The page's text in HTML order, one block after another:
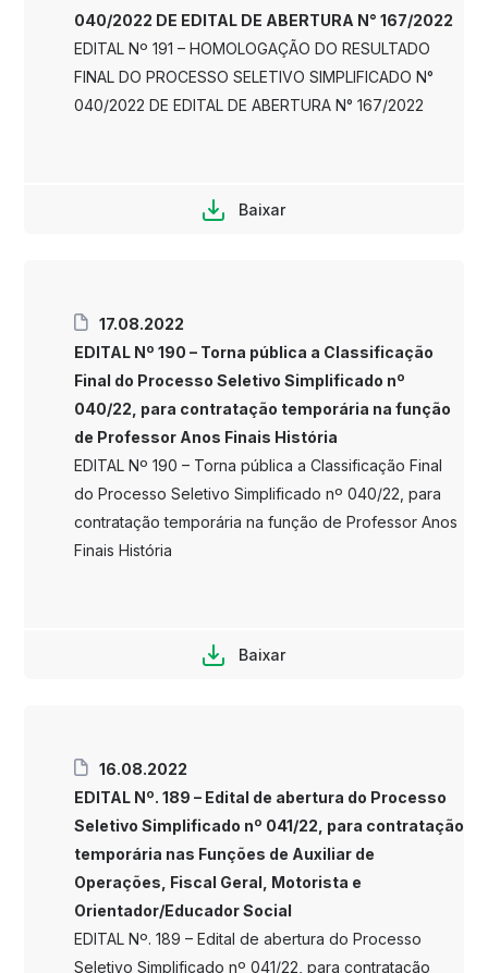
040/2022 DE EDITAL DE ABERTURA N° 167/2022
EDITAL Nº 191 – HOMOLOGAÇÃO DO RESULTADO
FINAL DO PROCESSO SELETIVO SIMPLIFICADO N°
040/2022 DE EDITAL DE ABERTURA N° 167/2022
Baixar
17.08.2022
EDITAL Nº 190 – Torna pública a Classificação
Final do Processo Seletivo Simplificado nº
040/22, para contratação temporária na função
de Professor Anos Finais História
EDITAL Nº 190 – Torna pública a Classificação Final
do Processo Seletivo Simplificado nº 040/22, para
contratação temporária na função de Professor Anos
Finais História
Baixar
16.08.2022
EDITAL Nº. 189 – Edital de abertura do Processo
Seletivo Simplificado nº 041/22, para contratação
temporária nas Funções de Auxiliar de
Operações, Fiscal Geral, Motorista e
Orientador/Educador Social
EDITAL Nº. 189 – Edital de abertura do Processo
Seletivo Simplificado nº 041/22, para contratação